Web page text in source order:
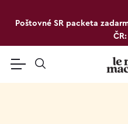
Poštovné SR packeta
ČR: